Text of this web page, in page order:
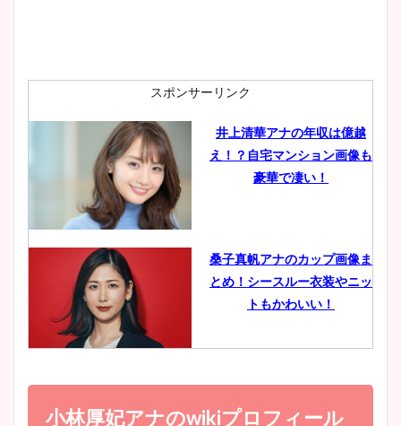
肉も凄い！
鈴木唯の太ってた時の体重が
ヤバすぎww原因や痩せたダ
豊島実季アナのカップ画像ま
とめ！美脚や水着姿に年齢も
宇賀神メグアナのニット画像
スポンサーリンク
井上清華アナの年収は億越
え！？自宅マンション画像も
豪華で凄い！
桑子真帆アナのカップ画像ま
とめ！シースルー衣装やニッ
トもかわいい！
小室瑛莉子のカップ画像まと
め！足が美脚でニット衣装も
小林厚妃アナのwikiプロフィール